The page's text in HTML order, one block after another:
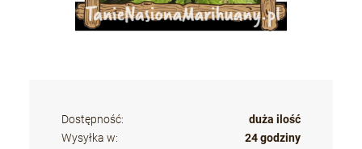
Dostępność:
duża ilość
Wysyłka w:
24 godziny